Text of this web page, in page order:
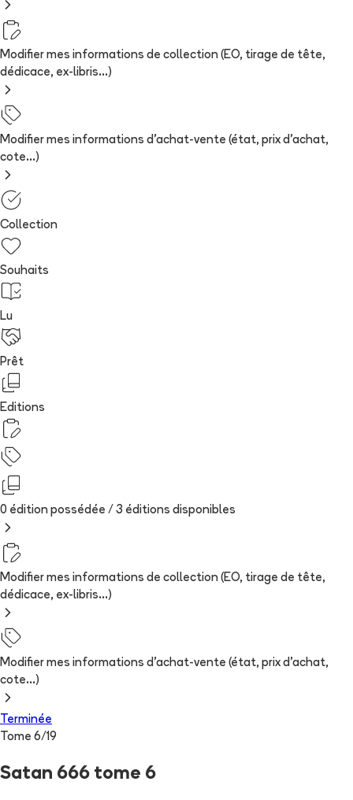
Modifier mes informations de collection (EO, tirage de tête,
dédicace, ex-libris...)
Modifier mes informations d'achat-vente (état, prix d'achat,
cote...)
Collection
Souhaits
Lu
Prêt
Editions
0 édition possédée / 3 éditions disponibles
Modifier mes informations de collection (EO, tirage de tête,
dédicace, ex-libris...)
Modifier mes informations d'achat-vente (état, prix d'achat,
cote...)
Terminée
Tome 6/19
Satan 666 tome 6